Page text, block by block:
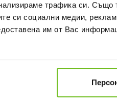
трафика си. Също
си социални медии,
им от Вас